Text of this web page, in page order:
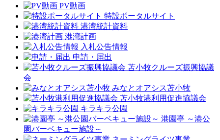
PV動画
特設ポータルサイト
港湾統計資料
港湾計画
入札公告情報
申請・届出
苫小牧クルーズ振興協議
会
みなとオアシス苫小牧
苫小牧港利用促進協議会
キラキラ公園
港園亭 ～港公
園バーベキュー施設～